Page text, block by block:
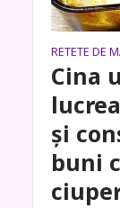
RETETE DE
Cina
și
buni